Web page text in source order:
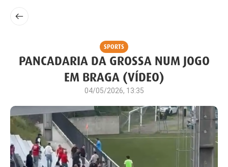
SPORTS
PANCADARIA DA GROSSA NUM JOGO
EM BRAGA (VÍDEO)
04/05/2026, 13:35